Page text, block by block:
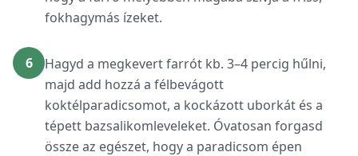
fokhagymás ízeket.
6
Hagyd a megkevert farrót kb. 3–4 percig hűlni,
majd add hozzá a félbevágott
koktélparadicsomot, a kockázott uborkát és a
tépett bazsalikomleveleket. Óvatosan forgasd
össze az egészet, hogy a paradicsom épen